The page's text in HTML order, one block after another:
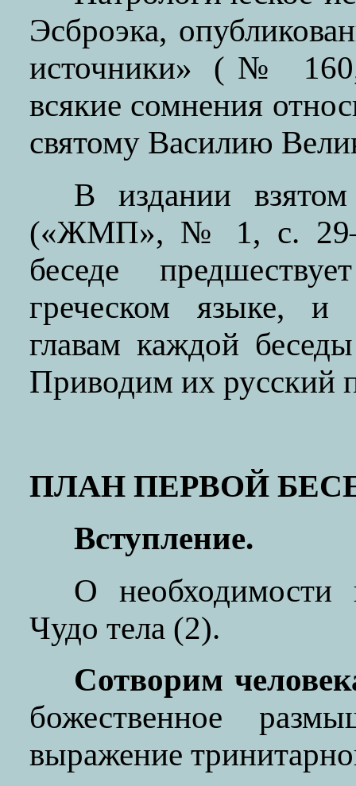
Эсброэка,
источники» (№
всякие сомнения
святому Василию
В издании
(«ЖМП», № 1, с.
беседе
греческом языке, и
главам каждой
Приводим их русский
ПЛАН ПЕРВОЙ
Вступление.
О необходимости
Чудо тела (2).
Сотворим
божественное
выражение